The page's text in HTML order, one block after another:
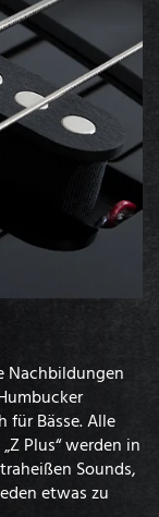
Nachbildungen
für Bässe. Alle
Plus“ werden in
Sounds,
etwas zu